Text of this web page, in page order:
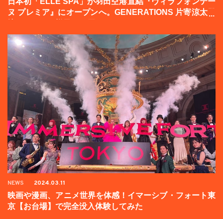
ヌ プレミア』にオープンへ。GENERATIONS 片寄涼太登
NEWS 2024.03.11
映画や漫画、アニメ世界を体感！イマーシブ・フォート東
京【お台場】で完全没入体験してみた